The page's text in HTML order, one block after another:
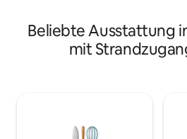
Beliebte Ausstattung
mit